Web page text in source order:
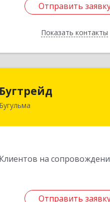
Отправить
Показать контакты
Отправить
Назад
Бугтрейд
Бугульма
Клиентов на
Отправить
420230, Татарстан Респ,
Отправить